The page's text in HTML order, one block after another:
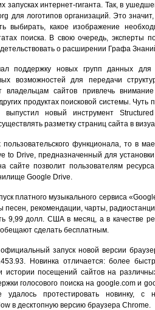
запусках интернет-гиганта. Так, в
для логотипов организаций. Это
выбирать, какое изображение
поиска. В свою очередь, эксперты
о расширении Графа
поддержку новых групп данных
возможностей для передачи
владельцам сайтов привлечь
продуктах поисковой системы. Чуть
выпустил новый инструмент
разметку страниц сайта в
функционала, то в
to Drive, предназначенный для
сайте позволит пользователям
Google Drive.
платного музыкального сервиса
песен, рекомендации, чарты,
9,99 долл. США в месяц, а в качестве
сделать бесплатным.
запуск новой версии
Новинка отличается: более
истории посещений сайтов на
голосового поиска на google.com и
удалось протестировать новинку, с
в десктопную версию браузера Сhrome.